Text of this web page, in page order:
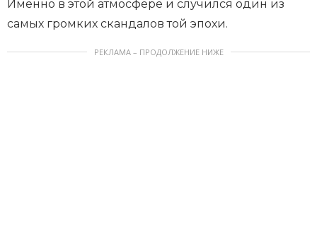
Именно в этой атмосфере и случился один из
самых громких скандалов той эпохи.
РЕКЛАМА – ПРОДОЛЖЕНИЕ НИЖЕ